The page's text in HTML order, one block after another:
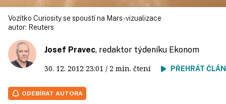
Vozítko Curiosity se spouští na Mars - vizualizace
autor: Reuters
Josef Pravec, redaktor týdeníku Ekonom
30. 12. 2012 23:01 / 2 min. čtení PŘEHRÁT
ODEBÍRAT AUTORA